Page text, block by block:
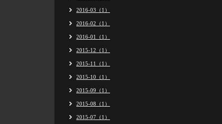
2016-03（1）
2016-02（1）
2016-01（1）
2015-12（1）
2015-11（1）
2015-10（1）
2015-09（1）
2015-08（1）
2015-07（1）